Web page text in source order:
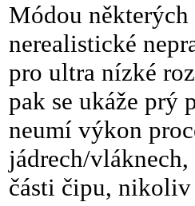
Módou některých
nerealistické
pro ultra nízké
pak se ukáže prý
neumí výkon
jádrech/
části čipu, nikoliv